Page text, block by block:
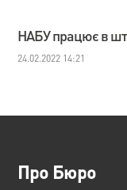
НАБУ працює в
24.02.2022 14:21
Про Бюро